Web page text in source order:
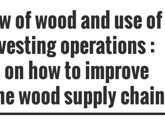
of wood and use of
operations :
how to improve
wood supply chain